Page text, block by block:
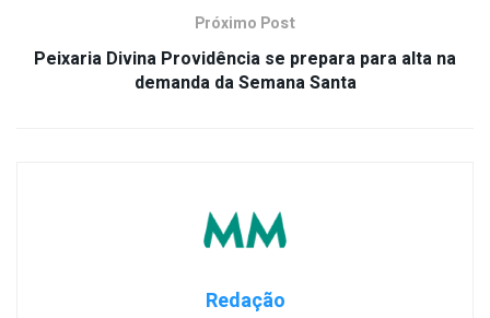
Próximo Post
Peixaria Divina Providência se prepara para alta na
demanda da Semana Santa
Redação